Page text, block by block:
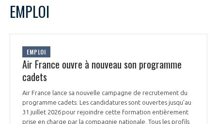
EMPLOI
EMPLOI
Air France ouvre à nouveau son programme
cadets
Air France lance sa nouvelle campagne de recrutement du
programme cadets. Les candidatures sont ouvertes jusqu'au
31 juillet 2026 pour rejoindre cette formation entièrement
prise en charge par la compagnie nationale. Tous les profils